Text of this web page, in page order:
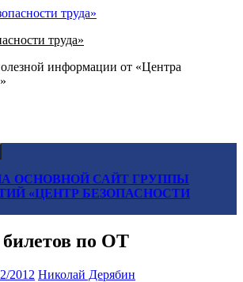
труда»
информации от «Центра
ОСНОВНОЙ САЙТ ГРУППЫ
«ЦЕНТР БЕЗОПАСНОСТИ
по ОТ
2012 Николай Дерябин